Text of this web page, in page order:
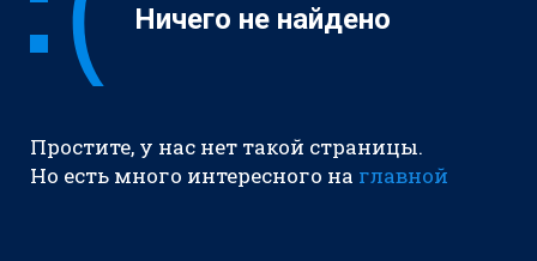
Ничего не найдено
Простите, у нас нет такой страницы.
Но есть много интересного на главной